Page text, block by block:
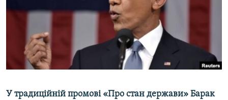
ВІДЕОУРОКИ «ELIFBE»
УКРАЇНСЬКА ПРОБЛЕМА КРИМУ
ІНФОГРАФІКА
Русский
Qırımtatar
ДОЛУЧАЙСЯ!
У традиційній промові «Про стан держави» Барак